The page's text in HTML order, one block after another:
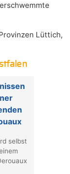
Lüttich,
selbst